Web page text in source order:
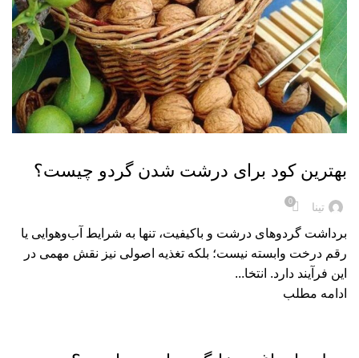
بهترین کود برای درشت شدن گردو چیست؟
تینا 0
برداشت گردوهای درشت و باکیفیت، تنها به شرایط آب‌وهوایی یا
رقم درخت وابسته نیست؛ بلکه تغذیه اصولی نیز نقش مهمی در
این فرآیند دارد. انتخا...
ادامه مطلب